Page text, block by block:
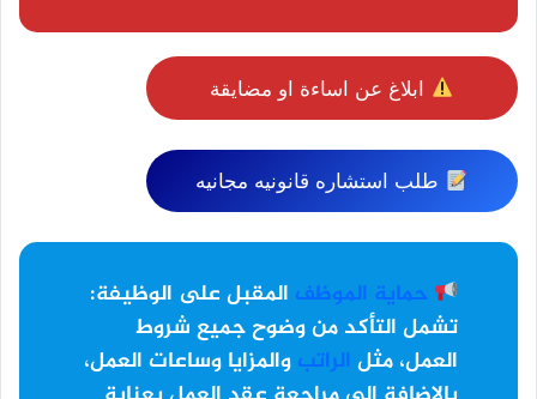
ابلاغ عن اساءة او مضايقة
طلب استشاره قانونيه مجانيه
حماية الموظف المقبل على الوظيفة:
تشمل التأكد من وضوح جميع شروط
العمل، مثل الراتب والمزايا وساعات العمل،